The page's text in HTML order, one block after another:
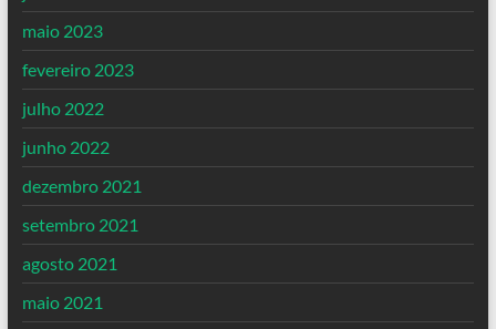
maio 2023
fevereiro 2023
julho 2022
junho 2022
dezembro 2021
setembro 2021
agosto 2021
maio 2021